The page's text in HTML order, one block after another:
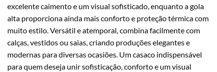
excelente caimento e um visual sofisticado, enquanto a gola
alta proporciona ainda mais conforto e proteção térmica com
muito estilo. Versátil e atemporal, combina facilmente com
calças, vestidos ou saias, criando produções elegantes e
modernas para diversas ocasiões. Um casaco indispensável
para quem deseja unir sofisticação, conforto e um visual